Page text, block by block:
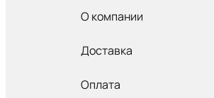
О компании
Доставка
Оплата